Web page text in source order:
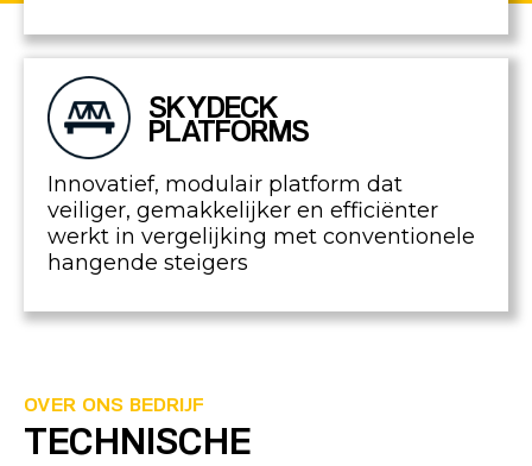
SKYDECK
PLATFORMS
Innovatief, modulair platform dat
veiliger, gemakkelijker en efficiënter
werkt in vergelijking met conventionele
hangende steigers
OVER ONS BEDRIJF
TECHNISCHE